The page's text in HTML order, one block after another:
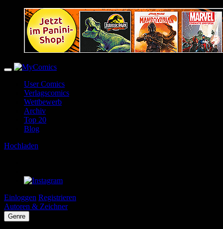
User Comics
Verlagscomics
Wettbewerb
Archiv
Top 20
Blog
Hochladen
Einloggen Registrieren
Autoren & Zeichner
Genre